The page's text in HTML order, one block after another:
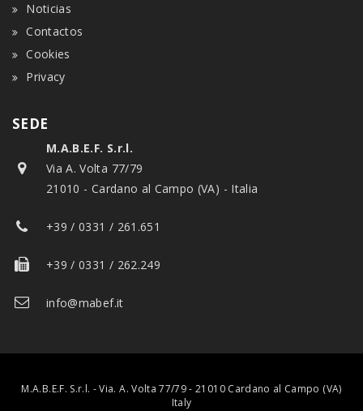
Noticias
Contactos
Cookies
Privacy
SEDE
M.A.B.E.F. S.r.l.
Via A. Volta 77/79
21010 - Cardano al Campo (VA) - Italia
+39 / 0331 / 261.651
+39 / 0331 / 262.249
info@mabef.it
M.A.B.E.F. S.r.l. - Via. A. Volta 77/79 - 21010 Cardano al Campo (VA)
Italy